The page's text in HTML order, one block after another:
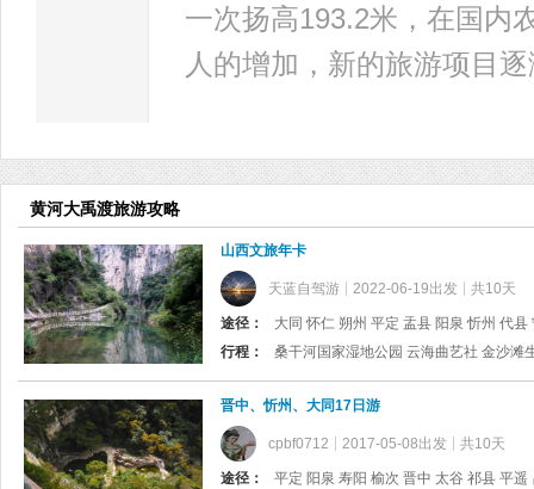
一次扬高193.2米，在国内
人的增加，新的旅游项目
黄河大禹渡旅游攻略
山西文旅年卡
天蓝自驾游 2022-06-19出发 共10天
途径：
行程：
晋中、忻州、大同17日游
cpbf0712 2017-05-08出发 共10天
途径：